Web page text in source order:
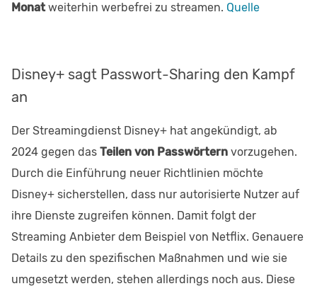
Monatweiterhin werbefrei zu streamen. Quelle
Disney+ sagt Passwort-Sharing den Kampf
an
Der Streamingdienst Disney+ hat angekündigt, ab
2024 gegen das Teilen von Passwörtern vorzugehen.
Durch die Einführung neuer Richtlinien möchte
Disney+ sicherstellen, dass nur autorisierte Nutzer auf
ihre Dienste zugreifen können. Damit folgt der
Streaming Anbieter dem Beispiel von Netflix. Genauere
Details zu den spezifischen Maßnahmen und wie sie
umgesetzt werden, stehen allerdings noch aus. Diese